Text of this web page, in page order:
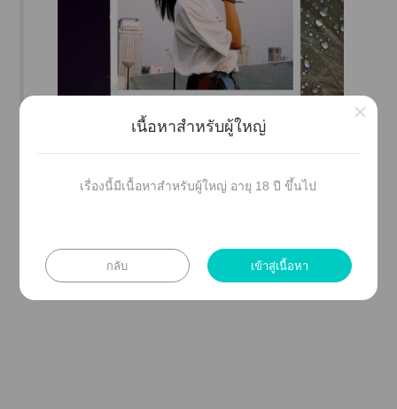
-------------------------------------------------------------
เนื้อหาสำหรับผู้ใหญ่
เรื่องนี้มีเนื้อหาสำหรับผู้ใหญ่ อายุ 18 ปี ขึ้นไป
กลับ เข้าสู่เนื้อหา
×